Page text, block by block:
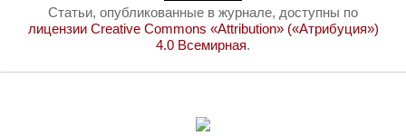
Статьи, опубликованные в журнале, доступны по
лицензии Creative Commons «Attribution» («Атрибуция»)
4.0 Всемирная.